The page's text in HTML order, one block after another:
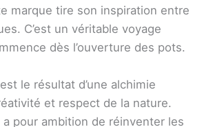
marque tire son inspiration entre
C’est un véritable voyage
dès l’ouverture des pots.
le résultat d’une alchimie
et respect de la nature.
a pour ambition de réinventer les